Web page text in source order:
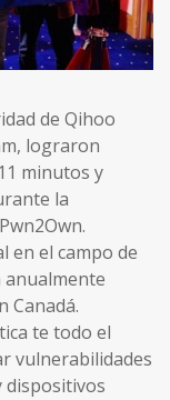
de Qihoo
lograron
minutos y
la
en el campo de
anualmente
Canadá.
te todo el
vulnerabilidades
dispositivos